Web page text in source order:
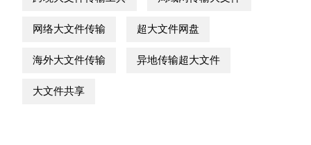
网络大文件传输 超大文件网盘
海外大文件传输 异地传输超大文件
大文件共享